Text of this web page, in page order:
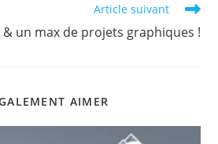
Article suivant
& un max de projets graphiques !
AIMER